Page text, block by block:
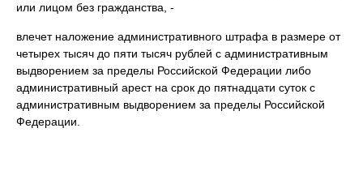
или лицом без гражданства, -
влечет наложение административного штрафа в размере от
четырех тысяч до пяти тысяч рублей с административным
выдворением за пределы Российской Федерации либо
административный арест на срок до пятнадцати суток с
административным выдворением за пределы Российской
Федерации.